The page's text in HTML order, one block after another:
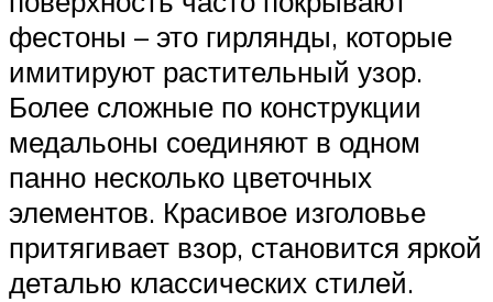
фестоны – это гирлянды, которые
имитируют растительный узор.
Более сложные по конструкции
медальоны соединяют в одном
панно несколько цветочных
элементов. Красивое изголовье
притягивает взор, становится яркой
деталью классических стилей.